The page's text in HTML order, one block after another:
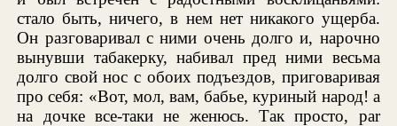
стало быть, ничего, в нем нет никакого ущерба.
Он разговаривал с ними очень долго и, нарочно
вынувши табакерку, набивал пред ними весьма
долго свой нос с обоих подъездов, приговаривая
про себя: «Вот, мол, вам, бабье, куриный народ! а
на дочке все-таки не женюсь. Так просто, par